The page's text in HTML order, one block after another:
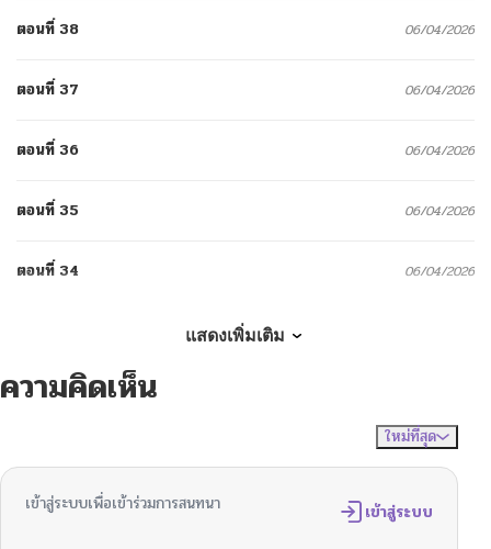
ตอนที่ 38 06/04/2026
ตอนที่ 37 06/04/2026
ตอนที่ 36 06/04/2026
ตอนที่ 35 06/04/2026
ตอนที่ 34 06/04/2026
ตอนที่ 32
06/04/2026
ตอนที่ 30 06/04/2026
แสดงเพิ่มเติม
ความคิดเห็น
ใหม่ที่สุด
เข้าสู่ระบบเพื่อเข้าร่วมการสนทนา เข้าสู่ระบบ